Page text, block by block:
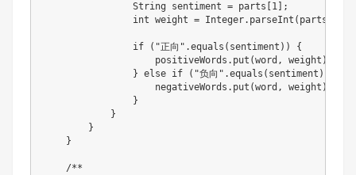
String sentiment = parts 1
;
int weight = Integer. parseInt ( parts
if ( "正向" .equals ( sentiment ) )
{
                    positiveWords
. put (word , weight )
} else if ( "负向" .equals ( sentiment )
                    negativeWords
. put (word , weight )
}
}
}
}
/**